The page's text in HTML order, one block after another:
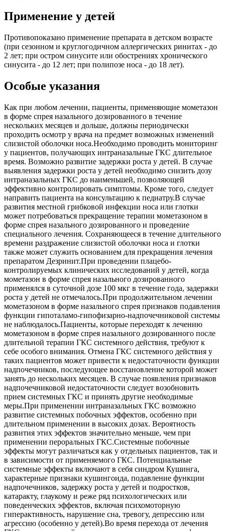
Применение у детей
Противопоказано применение препарата в детском возрасте
(при сезонном и круглогодичном аллергических ринитах - до
2 лет; при остром синусите или обострениях хронического
синусита - до 12 лет; при полипозе носа - до 18 лет).
Особые указания
Как при любом лечении, пациенты, применяющие мометазон
в форме спрея назального дозированного в течение
нескольких месяцев и дольше, должны периодически
проходить осмотр у врача на предмет возможных изменений
слизистой оболочки носа.Необходимо проводить мониторинг
у пациентов, получающих интраназальные ГКС длительное
время. Возможно развитие задержки роста у детей. В случае
выявления задержки роста у детей необходимо снизить дозу
интраназальных ГКС до наименьшей, позволяющей
эффективно контролировать симптомы. Кроме того, следует
направить пациента на консультацию к педиатру.В случае
развития местной грибковой инфекции носа или глотки
может потребоваться прекращение терапии мометазоном в
форме спрея назального дозированного и проведение
специального лечения. Сохраняющееся в течение длительного
времени раздражение слизистой оболочки носа и глотки
также может служить основанием для прекращения лечения
препаратом Дезринит.При проведении плацебо-
контролируемых клинических исследований у детей, когда
мометазон в форме спрея назального дозированного
применялся в суточной дозе 100 мкг в течение года, задержки
роста у детей не отмечалось.При продолжительном лечении
мометазоном в форме назального спрея признаков подавления
функции гипоталамо-гипофизарно-надпочечниковой системы
не наблюдалось.Пациенты, которые переходят к лечению
мометазоном в форме спрея назального дозированного после
длительной терапии ГКС системного действия, требуют к
себе особого внимания. Отмена ГКС системного действия у
таких пациентов может привести к недостаточности функции
надпочечников, последующее восстановление которой может
занять до нескольких месяцев. В случае появления признаков
надпочечниковой недостаточности следует возобновить
прием системных ГКС и принять другие необходимые
меры.При применении интраназальных ГКС возможно
развитие системных побочных эффектов, особенно при
длительном применении в высоких дозах. Вероятность
развития этих эффектов значительно меньше, чем при
применении пероральных ГКС.Системные побочные
эффекты могут различаться как у отдельных пациентов, так и
в зависимости от применяемого ГКС. Потенциальные
системные эффекты включают в себя синдром Кушинга,
характерные признаки кушингоида, подавление функции
надпочечников, задержку роста у детей и подростков,
катаракту, глаукому и реже ряд психологических или
поведенческих эффектов, включая психомоторную
гиперактивность, нарушение сна, тревогу, депрессию или
агрессию (особенно у детей).Во время перехода от лечения